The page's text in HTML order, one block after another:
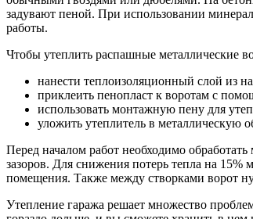
задувают пеной. При использовании
работы.
Чтобы утеплить распашные металлические
нанести теплоизоляционный слой из
приклеить пенопласт к воротам с
использовать монтажную пену для
уложить утеплитель в металлическую
Перед началом работ необходимо
зазоров. Для снижения потерь тепла на
помещения. Также между створками ворот
Утепление гаража решает множество